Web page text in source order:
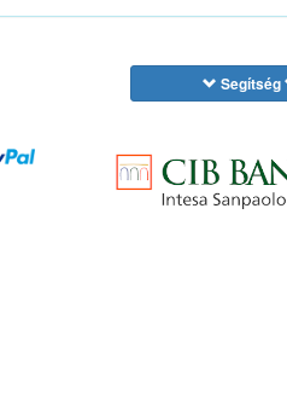
Segítség